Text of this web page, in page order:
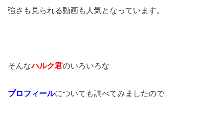
強さも見られる動画も人気となっています。
そんなハルク君のいろいろな
プロフィールについても調べてみましたので